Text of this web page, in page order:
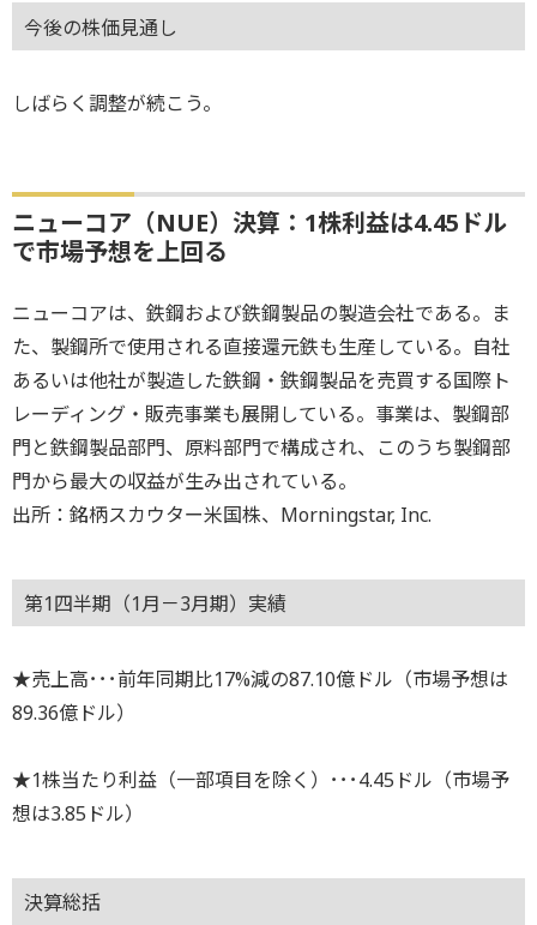
今後の株価見通し
しばらく調整が続こう。
ニューコア（NUE）決算：1株利益は4.45ドル
で市場予想を上回る
ニューコアは、鉄鋼および鉄鋼製品の製造会社である。ま
た、製鋼所で使用される直接還元鉄も生産している。自社
あるいは他社が製造した鉄鋼・鉄鋼製品を売買する国際ト
レーディング・販売事業も展開している。事業は、製鋼部
門と鉄鋼製品部門、原料部門で構成され、このうち製鋼部
門から最大の収益が生み出されている。
出所：銘柄スカウター米国株、Morningstar, Inc.
第1四半期（1月－3月期）実績
★売上高･･･前年同期比17%減の87.10億ドル（市場予想は
89.36億ドル）
★1株当たり利益（一部項目を除く）･･･4.45ドル（市場予
想は3.85ドル）
決算総括